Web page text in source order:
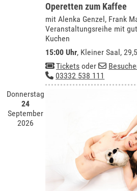
Operetten zum Kaffee
mit Alenka Genzel, Frank
Veranstaltungsreihe mit
Kuchen
15:00 Uhr, Kleiner Saal,
Tickets oder
03332 538 111
Donnerstag
24
September
2026